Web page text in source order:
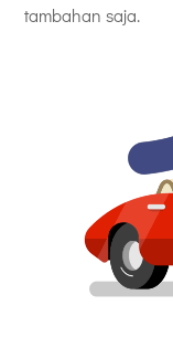
tambahan saja.